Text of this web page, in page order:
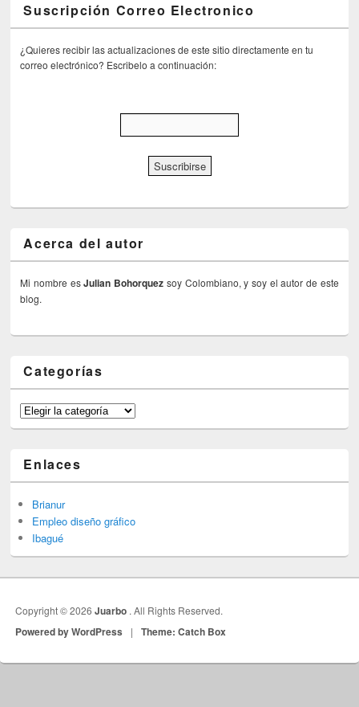
Suscripción Correo Electronico
¿Quieres recibir las actualizaciones de este sitio directamente en tu
correo electrónico? Escribelo a continuación:
Acerca del autor
Mi nombre esJulian Bohorquez soy Colombiano, y soy el autor de este
blog.
Categorías
Categorías
Enlaces
Brianur
Empleo diseño gráfico
Ibagué
Copyright © 2026Juarbo . All Rights Reserved.
Powered by WordPress | Theme: Catch Box